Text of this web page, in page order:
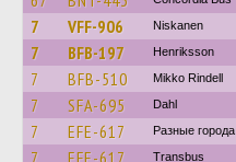
7 VFF-906 Niskanen
7 BFB-197 Henriksson
7 BFB-510 Mikko Rindell
7 SFA-695 Dahl
7 EFE-617 Разные города
7 EFE-617 Transbus